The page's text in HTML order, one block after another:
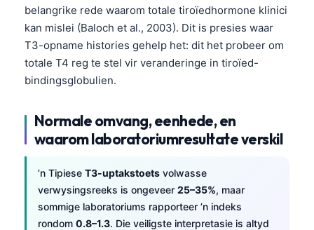
belangrike rede waarom totale tiroïedhormone klinici
kan mislei (Baloch et al., 2003). Dit is presies waar
T3-opname histories gehelp het: dit het probeer om
totale T4 reg te stel vir veranderinge in tiroïed-
bindingsglobulien.
Normale omvang, eenhede, en
waarom laboratoriumresultate verskil
’n Tipiese T3-uptakstoets volwasse
verwysingsreeks is ongeveer 25–35%, maar
sommige laboratoriums rapporteer ’n indeks
rondom 0.8–1.3. Die veiligste interpretasie is altyd